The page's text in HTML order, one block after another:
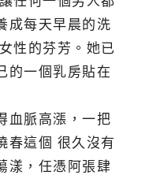
成每天早晨的洗
性的芬芳。她已
的一個乳房貼在
血脈高漲，一把
春這個 很久沒有
漾，任憑阿張肆